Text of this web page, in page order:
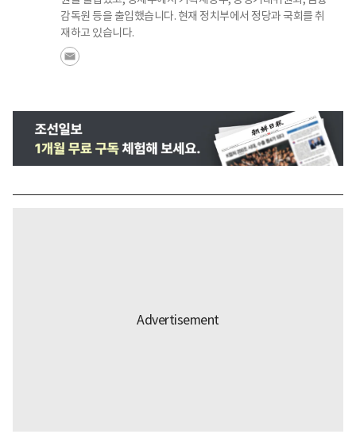
감독원 등을 출입했습니다. 현재 정치부에서 정당과 국회를 취
재하고 있습니다.